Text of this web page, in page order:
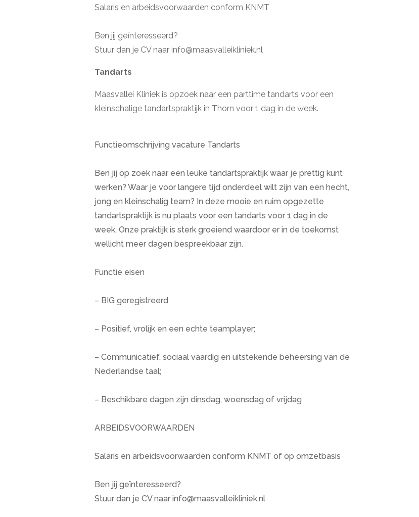
Salaris en arbeidsvoorwaarden conform KNMT
Ben jij geïnteresseerd?
Stuur dan je CV naar info@maasvalleikliniek.nl
Tandarts
Maasvallei Kliniek is opzoek naar een parttime tandarts voor een
kleinschalige tandartspraktijk in Thorn voor 1 dag in de week.
Functieomschrijving vacature Tandarts
Ben jij op zoek naar een leuke tandartspraktijk waar je prettig kunt
werken? Waar je voor langere tijd onderdeel wilt zijn van een hecht,
jong en kleinschalig team? In deze mooie en ruim opgezette
tandartspraktijk is nu plaats voor een tandarts voor 1 dag in de
week. Onze praktijk is sterk groeiend waardoor er in de toekomst
wellicht meer dagen bespreekbaar zijn.
Functie eisen
– BIG geregistreerd
– Positief, vrolijk en een echte teamplayer;
– Communicatief, sociaal vaardig en uitstekende beheersing van de
Nederlandse taal;
– Beschikbare dagen zijn dinsdag, woensdag of vrijdag
ARBEIDSVOORWAARDEN
Salaris en arbeidsvoorwaarden conform KNMT of op omzetbasis
Ben jij geïnteresseerd?
Stuur dan je CV naar info@maasvalleikliniek.nl